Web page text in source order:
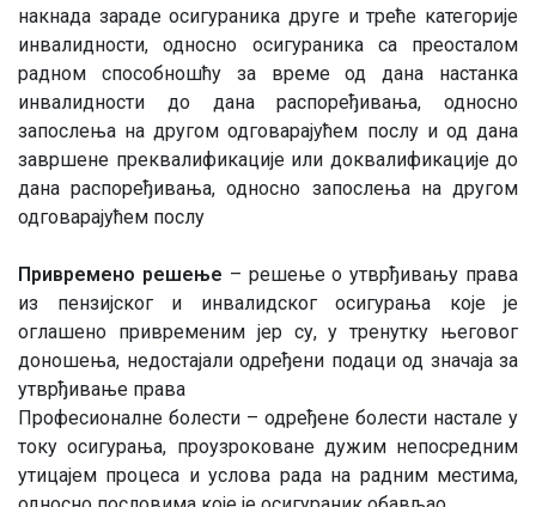
накнада зараде осигураника друге и треће категорије
инвалидности, односно осигураника са преосталом
радном способношћу за време од дана настанка
инвалидности до дана распоређивања, односно
запослења на другом одговарајућем послу и од дана
завршене преквалификације или доквалификације до
дана распоређивања, односно запослења на другом
одговарајућем послу
Привремено решење – решење о утврђивању права
из пензијског и инвалидског осигурања које је
оглашено привременим јер су, у тренутку његовог
доношења, недостајали одређени подаци од значаја за
утврђивање права
Професионалне болести – одређене болести настале у
току осигурања, проузроковане дужим непосредним
утицајем процеса и услова рада на радним местима,